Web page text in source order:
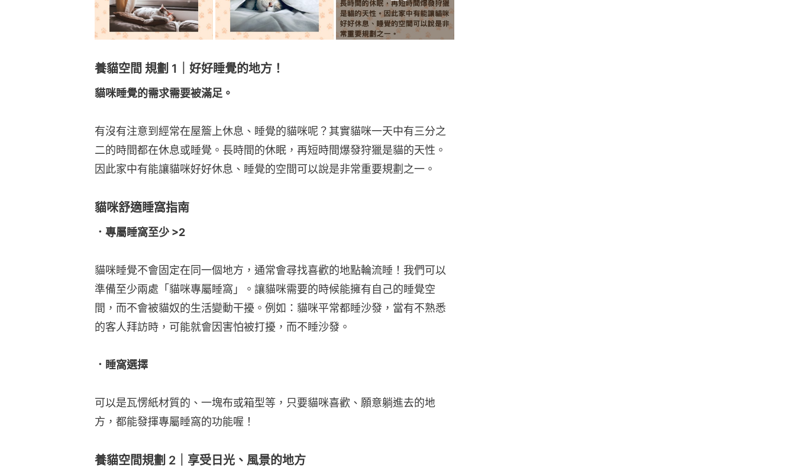
養貓空間 規劃 1｜好好睡覺的地方！
貓咪睡覺的需求需要被滿足。
有沒有注意到經常在屋簷上休息、睡覺的貓咪呢？其實貓咪⼀天中有三分之
⼆的時間都在休息或睡覺。長時間的休眠，再短時間爆發狩獵是貓的天性。
因此家中有能讓貓咪好好休息、睡覺的空間可以說是非常重要規劃之一。
貓咪舒適睡窩指南
．專屬睡窩至少 >2
貓咪睡覺不會固定在同一個地方，通常會尋找喜歡的地點輪流睡！我們可以
準備⾄少兩處「貓咪專屬睡窩」。讓貓咪需要的時候能擁有⾃⼰的睡覺空
間，⽽不會被貓奴的⽣活變動干擾。例如：貓咪平常都睡沙發，當有不熟悉
的客⼈拜訪時，可能就會因害怕被打擾，而不睡沙發。
．睡窩選擇
可以是瓦愣紙材質的、⼀塊布或箱型等，只要貓咪喜歡、願意躺進去的地
方，都能發揮專屬睡窩的功能喔！
養貓空間規劃 2｜享受日光、風景的地方